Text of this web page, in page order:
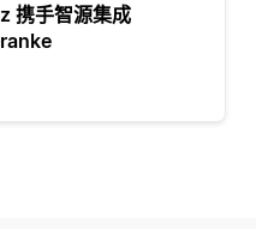
携手智源集成